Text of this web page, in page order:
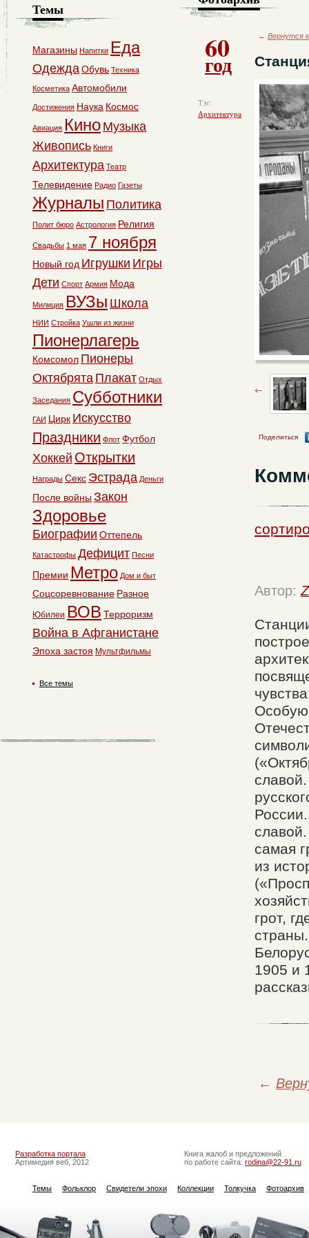
60
год
Тэг:
Архитектура
← Вернутся
Поделиться
Автор:
Особую
самая
из
грот,
1905 и
←
Темы
Магазины Напитки Еда
ОдеждаОбувь Техника
Косметика Автомобили
Достижения Наука Космос
Авиация Кино Музыка
Живопись Книги
Архитектура Театр
Телевидение Радио Газеты
Журналы Политика
Полит бюро Астрология Религия
Свадьбы 1 мая 7 ноября
Новый год Игрушки Игры
Дети Спорт Армия Мода
Милиция ВУЗы Школа
НИИ Стройка Ушли из жизни
Пионерлагерь
Комсомол Пионеры
Октябрята Плакат Отдых
Заседания Субботники
ГАИ Цирк Искусство
Праздники Флот Футбол
Хоккей Открытки
Награды Секс Эстрада Деньги
После войны Закон
Здоровье
Биографии Оттепель
Катастрофы Дефицит Песни
Премии Метро Дом и быт
Соцсоревнование Разное
Юбилеи ВОВ Терроризм
Война в Афганистане
Эпоха застоя Мультфильмы
Все темы
Разработка портала
Артимедия веб, 2012
Книга жалоб и предложений
по работе сайта: rodina@22-91.ru
Темы Фольклор Свидетели эпохи Коллекции Толкучка Фотоархив